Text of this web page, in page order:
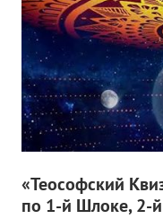
«Теософский
по 1-й Шлоке, 2-й